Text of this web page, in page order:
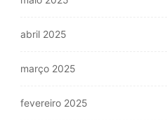
abril 2025
março 2025
fevereiro 2025